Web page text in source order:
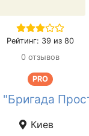
Рейтинг: 39 из 80
0 отзывов
PRO
Киев